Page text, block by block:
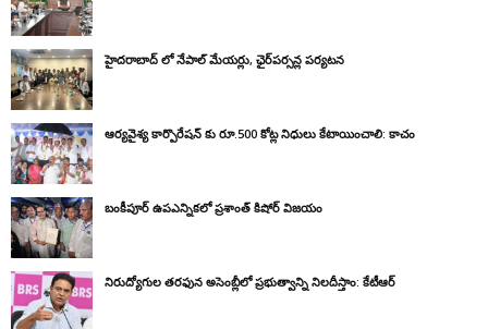
హైదరాబాద్ లో నేపాల్ మేయర్లు, ఛైర్‌పర్సన్ల పర్యటన
ఆర్యవైశ్య కార్పొరేషన్ కు రూ.500 కోట్ల నిధులు కేటాయించాలి: కాచం
బంకీపూర్ ఉపఎన్నికలో ప్రశాంత్ కిషోర్ విజయం
నిరుద్యోగుల తరఫున అసెంబ్లీలో ప్రభుత్వాన్ని నిలదీస్తాం: కేటీఆర్